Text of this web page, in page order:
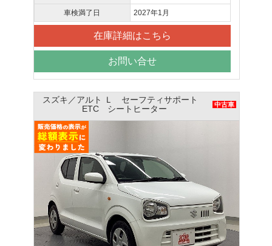
車検満了日 2027年1月
在庫詳細はこちら
お問い合せ
スズキ／アルト Ｌ セーフティサポート
ETC シートヒーター
中古車